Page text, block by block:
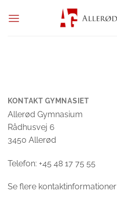
KONTAKT GYMNASIET
Allerød Gymnasium
Rådhusvej 6
3450 Allerød
Telefon: +45 48 17 75 55
Se flere kontaktinformationer